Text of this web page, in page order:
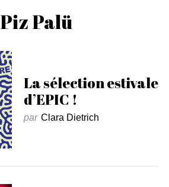
Piz Palü
La sélection estivale
d’EPIC !
par Clara Dietrich